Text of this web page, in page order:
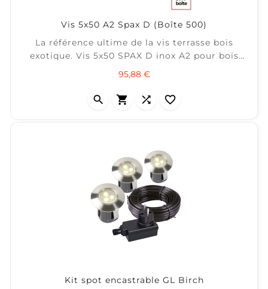
Vis 5x50 A2 Spax D (Boîte 500)
La référence ultime de la vis terrasse bois
exotique. Vis 5x50 SPAX D inox A2 pour bois
dur. Tête cylindrique T-STAR Torx 25 pointe CUT.
± 6 m² / boite de 500
95,88 €Prix
   
Kit spot encastrable GL Birch